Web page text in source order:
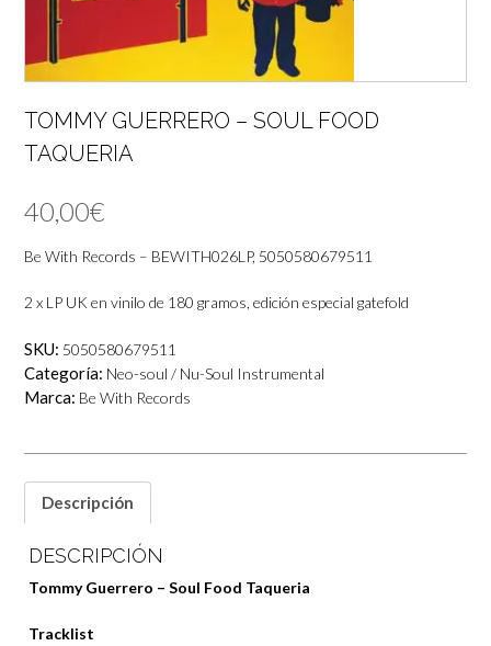
TOMMY GUERRERO – SOUL FOOD
TAQUERIA
40,00€
Be With Records – BEWITH026LP, 5050580679511
2 x LP UK en vinilo de 180 gramos, edición especial gatefold
SKU: 5050580679511
Categoría: Neo-soul / Nu-Soul Instrumental
Marca: Be With Records
Descripción
DESCRIPCIÓN
Tommy Guerrero – Soul Food Taqueria
Tracklist